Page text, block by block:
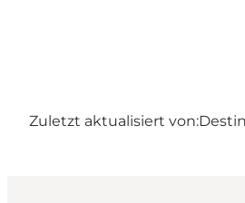
Zuletzt aktualisiert von: